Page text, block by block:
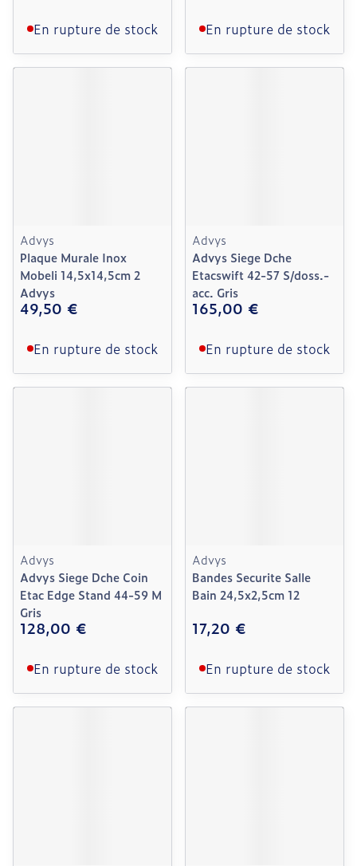
En rupture de stock En rupture de stock
Advys
Plaque Murale Inox
Mobeli 14,5x14,5cm 2
Advys
49,50 €
En rupture de stock
Advys
Advys Siege Dche
Etacswift 42-57 S/doss.-
acc. Gris
165,00 €
En rupture de stock
Advys
Advys Siege Dche Coin
Etac Edge Stand 44-59 M
Gris
128,00 €
En rupture de stock
Advys
Bandes Securite Salle
Bain 24,5x2,5cm 12
17,20 €
En rupture de stock